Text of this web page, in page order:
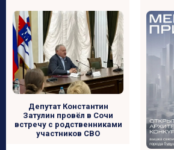
Депутат Константин
Затулин провёл в Сочи
встречу с родственниками
участников СВО